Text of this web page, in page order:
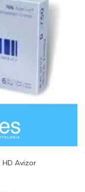
HD Avizor